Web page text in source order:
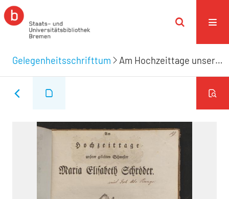
Gelegenheitsschrifttum Am Hochzeittage unserer geliebten Schwester Maria Elisabeth Schröder [mit Joh Abr Runge]